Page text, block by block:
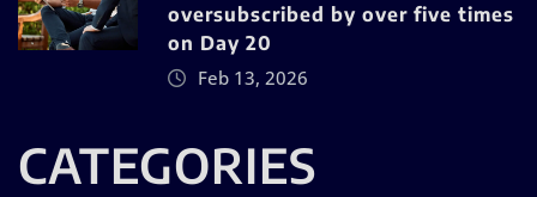
oversubscribed by over five times
on Day 20
Feb 13, 2026
CATEGORIES